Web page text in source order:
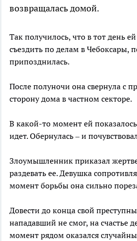
возвращалась домой.
Так получилось, что в тот день
съездить по делам в Чебоксары,
припозднилась.
После полуночи она свернула с
сторону дома в частном секторе.
В какой-то момент ей
идет. Обернулась – и
Злоумышленник приказал
раздевать ее. Девушка
момент борьбы она сильно
Довести до конца свой
нападавший не смог, на счастье
момент рядом оказался